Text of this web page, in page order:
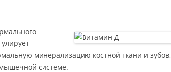
минерализацию костной ткани и зубов,
системе.